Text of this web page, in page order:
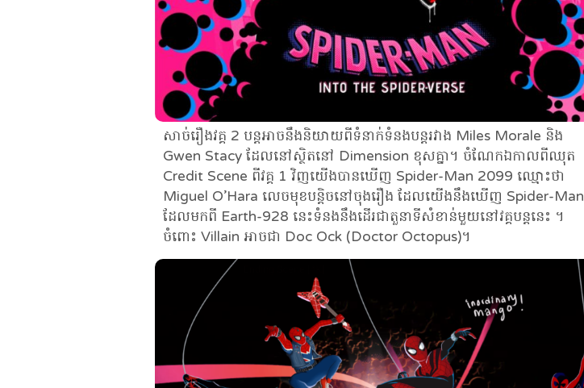
សាច់រឿងវគ្គ 2 បន្តអាចនឹងនិយាយពីទំនាក់ទំនងបន្តរវាង Miles Morale និង
Gwen Stacy ដែលនៅស្ថិតនៅ Dimension ខុសគ្នា។ ចំណែកឯកាលពីឈុត
Credit Scene ពីវគ្គ 1 វិញយើងបានឃើញ Spider-Man 2099 ឈ្មោះថា
Miguel O’Hara លេចមុខបន្តិចនៅចុងរឿង ដែលយើងនឹងឃើញ Spider-Man
ដែលមកពី Earth-928 នេះទំនងនឹងដើរជាតួនាទីសំខាន់មួយនៅវគ្គបន្តនេះ ។
ចំពោះ Villain អាចជា Doc Ock (Doctor Octopus)។